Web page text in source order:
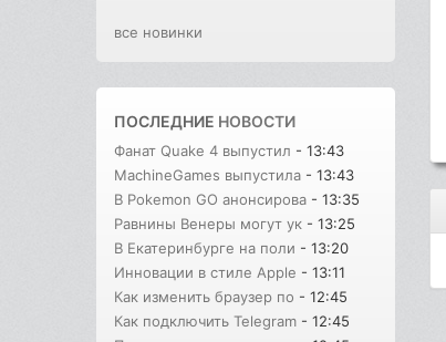
все новинки
ПОСЛЕДНИЕ НОВОСТИ
Фанат Quake 4 выпустил - 13:43
MachineGames выпустила - 13:43
В Pokemon GO анонсирова - 13:35
Равнины Венеры могут ук - 13:25
В Екатеринбурге на поли - 13:20
Инновации в стиле Apple - 13:11
Как изменить браузер по - 12:45
Как подключить Telegram - 12:45